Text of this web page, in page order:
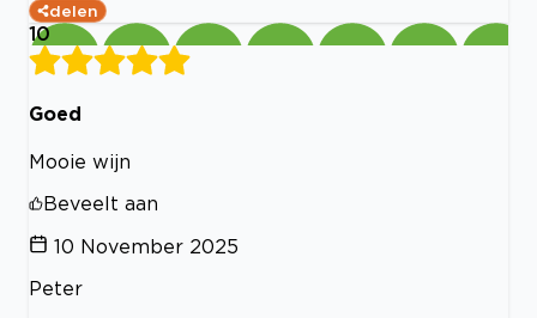
delen
10
Goed
Mooie wijn
Beveelt aan
10 November 2025
Peter